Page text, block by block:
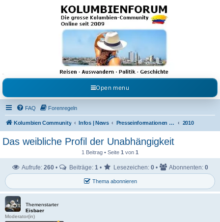
Kolumbienforum - Das
grosse Forum der
Freunde Kolumbiens
Reisen, Auswandern, Kultur, Politik, Geschichte und Visum in Kolumbien und Venezuela.
Austausch, Erfahrungen und Gemeinschaft im Kolumbienforum
Open menu
FAQ Forenregeln
Kolumbien Community Infos | News Presseinformationen & Neuigkeiten 2010
Das weibliche Profil der Unabhängigkeit
1 Beitrag • Seite 1 von 1
Thema abonnieren
Aufrufe: 260 • Beiträge: 1 • Lesezeichen: 0 • Abonnenten: 0
Themenstarter
Eisbaer
Moderator(in)